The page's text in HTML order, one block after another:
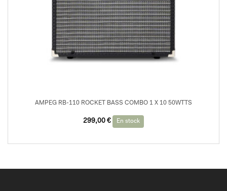
AMPEG RB-110 ROCKET BASS COMBO 1 X 10 50WTTS
299,00 € En stock